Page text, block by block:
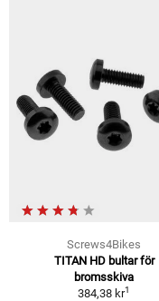
Screws4Bikes
TITAN HD bultar för
bromsskiva
384,38 kr1